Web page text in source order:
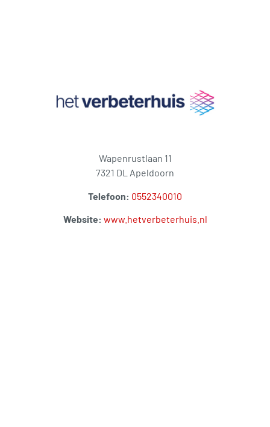
Wapenrustlaan 11
7321 DL Apeldoorn
Telefoon: 0552340010
Website: www.hetverbeterhuis.nl